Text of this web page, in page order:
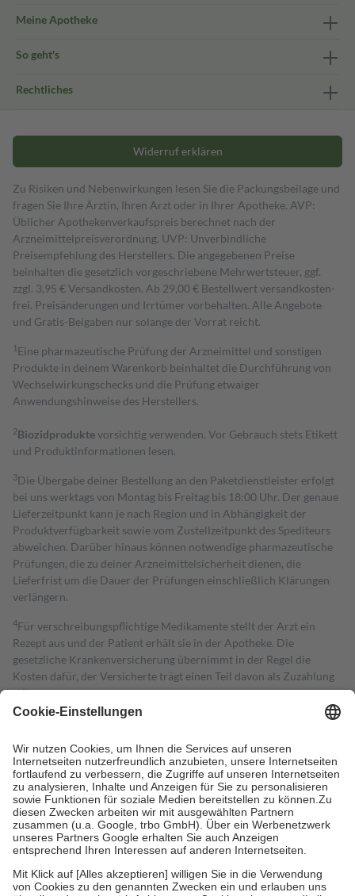
Meine Apotheke
So geht's
Rechtliches
Widerruf erklären
Zu Risiken und Nebenwirkungen lesen Sie die Packungsbeilage und
fragen Sie Ihre Ärztin, Ihren Arzt oder in Ihrer Apotheke. AVP:
Üblicher Apothekenverkaufspreis berechnet nach der
Arzneimittelpreisverordnung. UVP: Unverbindliche
Preisempfehlung des Herstellers. Die angegebenen Preise
beinhalten die gesetzlich vorgeschriebene Mehrwertsteuer, ggf.
zzgl. 3,95 € Versandkosten. Ab 29,00 € Bestell­wert versand­kosten­
frei. Preisänderungen und Irrtümer vorbehalten. Alle Angebote
und Gratis-Beigaben nur solange der Vorrat reicht.
1 Eine pharmazeutische Prüfung der Arzneimittel und sonstigen
Produkte in deinem Warenkorb beinhaltet die Durchführung von
Wechselwirkungschecks und die Prüfung etwaiger
Anwendungshinweise des Herstellers.
2Biozidproduktevorsichtig verwenden. Vor Gebrauch stets Etikett
und Produktinformationen lesen.
3Die Übergabe deiner Bestellung an den Paketdienstleister erfolgt
bei uns werktags von Montag bis Freitag bis 18:00 Uhr. Der genaue
Lieferzeitpunkt kann je nach Region und in Abhängigkeit der
Produktverfügbarkeit sowie vom Zustellzeitpunkt des Spediteurs
abweichen. Darüber hinaus können notwendige pharmazeutische
Prüfungen, die zu deiner Arzneimittelsicherheit dienen, die
Lieferfrist um die Dauer der Prüfungen einschließlich Klärungen
verlängern.
4Für verschreibungspflichtige Medikamente stellt der Arzt ein
Rezept aus und der Patient erhält sie in der Apotheke. Die
gesetzliche Krankenversicherung übernimmt in der Regel die
Kosten dafür, der Versicherte trägt einen Teil davon als Zuzahlung
mit.
Grundsätzlich leisten Mitglieder Zuzahlungen in Höhe von zehn
höchstens zehn Euro.
Es sind jedoch nie mehr als die tatsächlichen
Kosten der Leistung zu entrichten.
Diese Regeln gelten grundsätzlich auch für Online-Apotheken.
Bei Heilmitteln und häuslicher Krankenpflege beträgt die
Zuzahlung zehn Prozent der Kosten sowie zehn Euro je
Verordnung.
Um das Engagement der Versicherten für ihre eigene Gesundheit zu
stärken und die besondere Stellung der Familie zu unterstützen,
fallenkeine Zuzahlungenan bei:
• Kindern und Jugendlichen bis zum vollendeten 18. Lebensjahr